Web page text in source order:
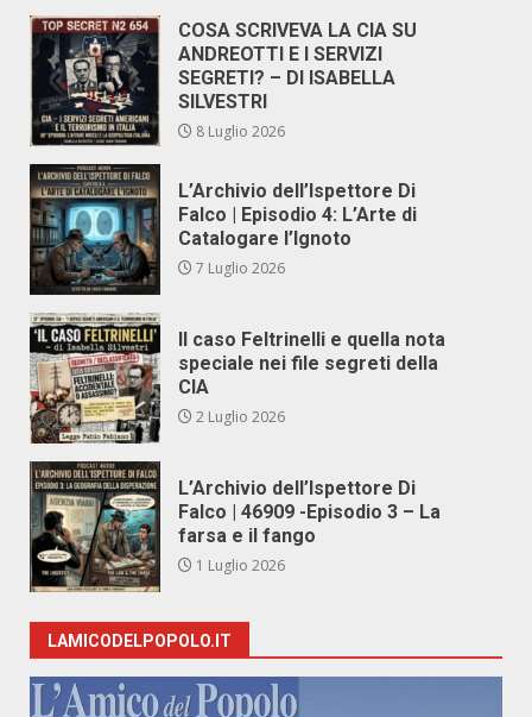
COSA SCRIVEVA LA CIA SU
ANDREOTTI E I SERVIZI
SEGRETI? – DI ISABELLA
SILVESTRI
8 Luglio 2026
L’Archivio dell’Ispettore Di
Falco | Episodio 4: L’Arte di
Catalogare l’Ignoto
7 Luglio 2026
Il caso Feltrinelli e quella nota
speciale nei file segreti della
CIA
2 Luglio 2026
L’Archivio dell’Ispettore Di
Falco | 46909 -Episodio 3 – La
farsa e il fango
1 Luglio 2026
LAMICODELPOPOLO.IT